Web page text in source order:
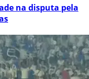
na disputa pela